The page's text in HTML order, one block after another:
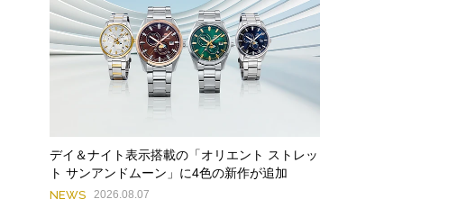
デイ＆ナイト表示搭載の「オリエント ストレッ
ト サンアンドムーン」に4色の新作が追加
NEWS 2026.08.07